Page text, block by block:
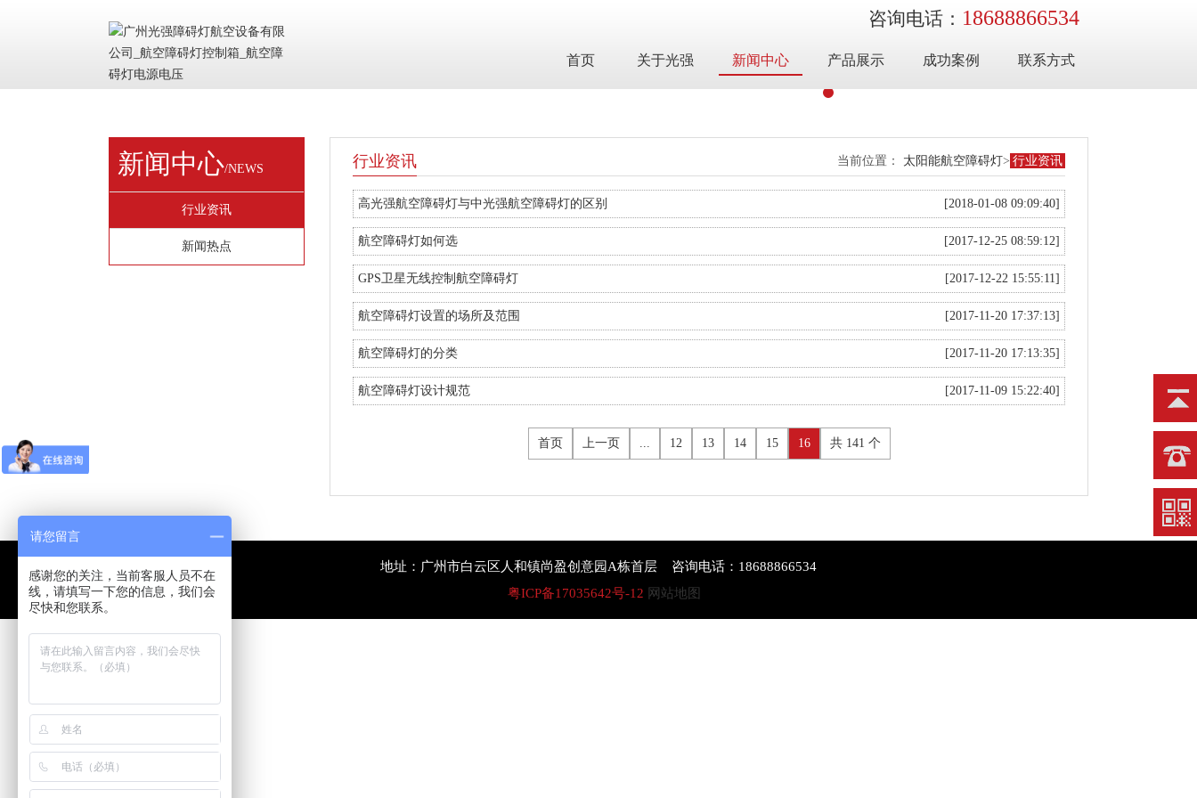
咨询电话： 18688866534
首页 关于光强 新闻中心 产品展示 成功案例 联系方式
新闻中心/NEWS
行业资讯
新闻热点
行业资讯 当前位置： 太阳能航空障碍灯> 行业资讯
高光强航空障碍灯与中光强航空障碍灯的区别 [2018-01-08 09:09:40]
航空障碍灯如何选 [2017-12-25 08:59:12]
GPS卫星无线控制航空障碍灯 [2017-12-22 15:55:11]
航空障碍灯设置的场所及范围 [2017-11-20 17:37:13]
航空障碍灯的分类 [2017-11-20 17:13:35]
航空障碍灯设计规范 [2017-11-09 15:22:40]
首页 上一页 ... 12 13 14 15 16 共 141 个
地址：广州市白云区人和镇尚盈创意园A栋首层 咨询电话：18688866534
粤ICP备17035642号-12 网站地图
请您留言
感谢您的关注，当前客服人员不在
线，请填写一下您的信息，我们会
尽快和您联系。